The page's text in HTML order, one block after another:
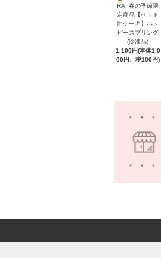
RA! 春の季節限
定商品【ペット
用ケーキ】ハッ
ピースプリング
(冷凍品)
1,100円(本体1,0
00円、税100円)